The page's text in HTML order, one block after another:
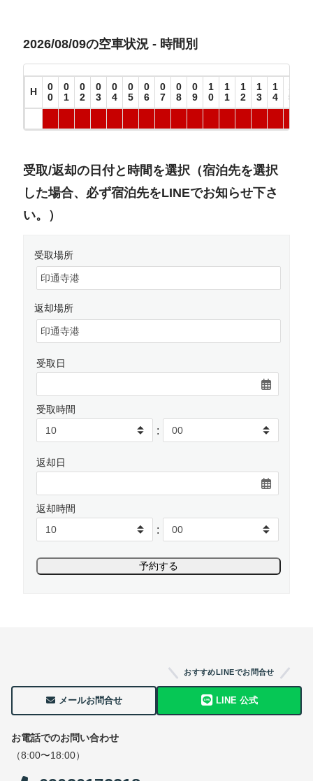
2026/08/09の空車状況 - 時間別
H
0
0
0
1
0
2
0
3
0
4
0
5
0
6
0
7
0
8
0
9
1
0
1
1
1
2
1
3
1
4
1
5
受取/返却の日付と時間を選択（宿泊先を選択
した場合、必ず宿泊先をLINEでお知らせ下さ
い。）
受取場所
返却場所
受取日
受取時間
:
返却日
返却時間
:
メールお問合せ
おすすめLINEでお問合せ
LINE 公式
お電話でのお問い合わせ
（8:00〜18:00）